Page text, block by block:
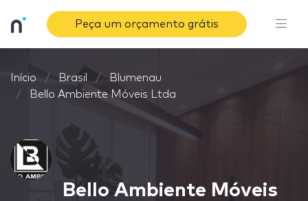
Peça um orçamento grátis
Início Brasil
Blumenau
Bello Ambiente Móveis Ltda
Bello Ambiente Móveis